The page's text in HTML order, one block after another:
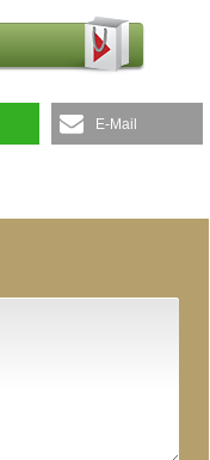
E-Mail